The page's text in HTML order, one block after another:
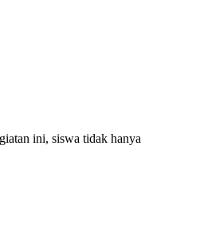
ini, siswa tidak hanya